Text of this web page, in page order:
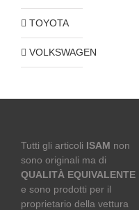
TOYOTA
VOLKSWAGEN
Tutti gli articoli ISAM non
sono originali ma di
QUALITÀ EQUIVALENTE
e sono prodotti per il
proprietario della vettura